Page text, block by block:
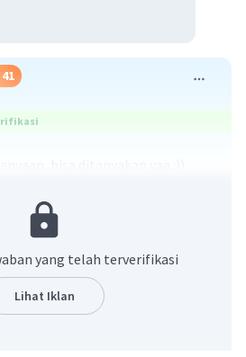
yang telah terverifikasi
Lihat Iklan